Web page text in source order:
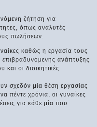
ζήτηση για
όπως αναλυτές
πωλήσεων.
καθώς η εργασία τους
επιβραδυνόμενης ανάπτυξης
οι διοικητικές
σχεδόν μία θέση εργασίας
πέντε χρόνια, οι γυναίκες
για κάθε μία που